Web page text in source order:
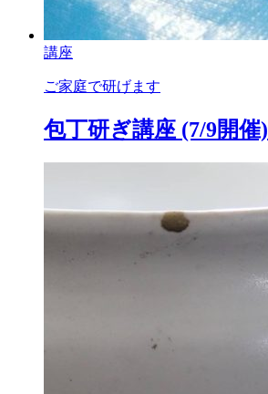
講座
ご家庭で研げます
包丁研ぎ講座 (7/9開催)